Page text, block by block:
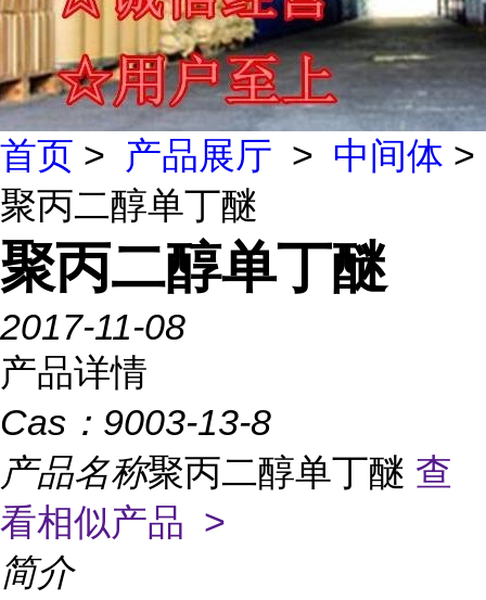
首页 > 产品展厅 > 中间体 >
聚丙二醇单丁醚
聚丙二醇单丁醚
2017-11-08
产品详情
Cas： 9003-13-8
产品名称聚丙二醇单丁醚 查
看相似产品 >
简介